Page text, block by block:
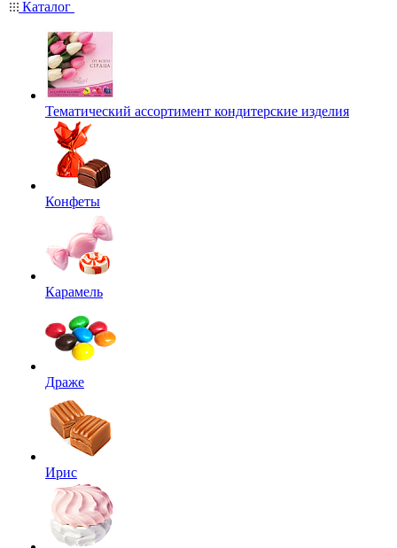
Каталог
Тематический ассортимент кондитерские изделия
Конфеты
Карамель
Драже
Ирис